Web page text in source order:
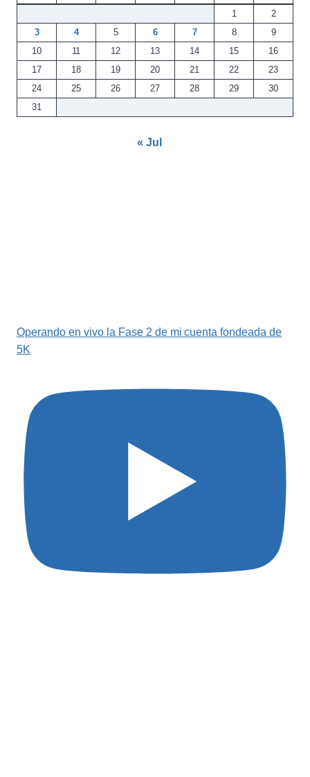
1
2
3
4 5 6 7 8
9
10
11 12 13 14 15
16
17
18 19 20 21 22
23
24
25 26 27 28 29
30
31
« Jul
Operando en vivo la Fase 2 de mi cuenta fondeada de
5K